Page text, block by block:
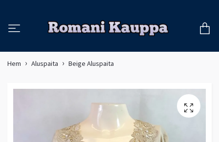
Hem Aluspaita Beige Aluspaita